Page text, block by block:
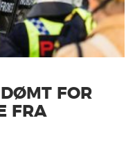
FOR
FRA